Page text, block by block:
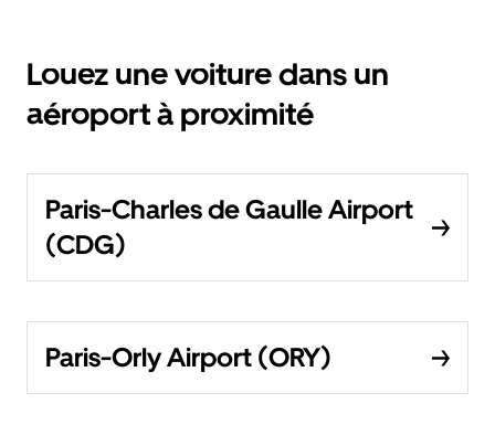
Louez une voiture dans un
aéroport à proximité
Paris-Charles de Gaulle Airport
(CDG)
Paris-Orly Airport (ORY)